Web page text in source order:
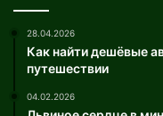
28.04.2026
Как найти дешёвые
путешествии
04.02.2026